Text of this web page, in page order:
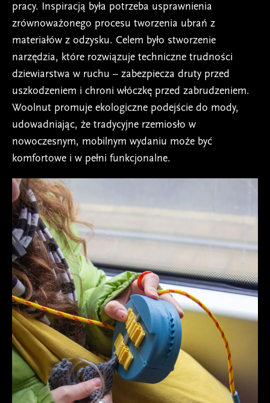
pracy. Inspiracją była potrzeba usprawnienia
zrównoważonego procesu tworzenia ubrań z
materiałów z odzysku. Celem było stworzenie
narzędzia, które rozwiązuje techniczne trudności
dziewiarstwa w ruchu – zabezpiecza druty przed
uszkodzeniem i chroni włóczkę przed zabrudzeniem.
Woolnut promuje ekologiczne podejście do mody,
udowadniając, że tradycyjne rzemiosło w
nowoczesnym, mobilnym wydaniu może być
komfortowe i w pełni funkcjonalne.